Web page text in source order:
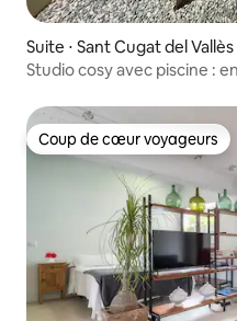
Suite ⋅ Sant Cugat del Vallès
Studio cosy avec piscine :
Coup de cœur voyageurs
Coup de cœur voyageurs